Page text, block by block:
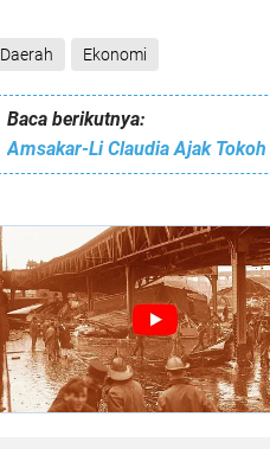
Daerah Ekonomi
Baca berikutnya: